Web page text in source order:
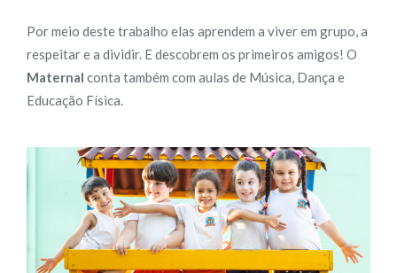
Por meio deste trabalho elas aprendem a viver em grupo, a
respeitar e a dividir. E descobrem os primeiros amigos! O
Maternal conta também com aulas de Música, Dança e
Educação Física.